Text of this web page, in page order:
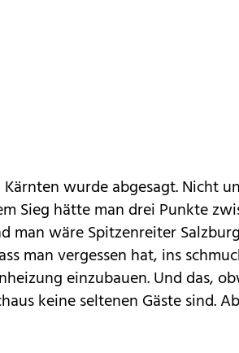
Kärnten wurde abgesagt. Nicht
Sieg hätte man drei Punkte
man wäre Spitzenreiter
man vergessen hat, ins
einzubauen. Und das,
keine seltenen Gäste sind.